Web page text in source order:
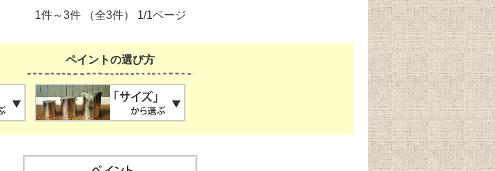
1件～3件 （全3件） 1/1ページ
ペイントの選び方